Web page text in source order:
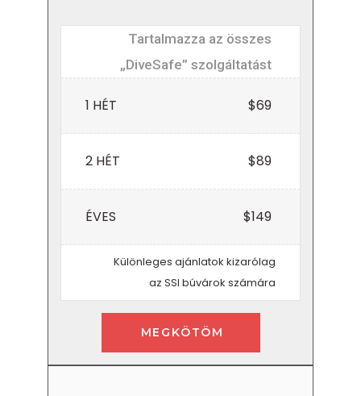
Tartalmazza az összes
„DiveSafe” szolgáltatást
1 HÉT $69
2 HÉT $89
ÉVES $149
Különleges ajánlatok kizarólag
az SSI búvárok számára
MEGKÖTÖM